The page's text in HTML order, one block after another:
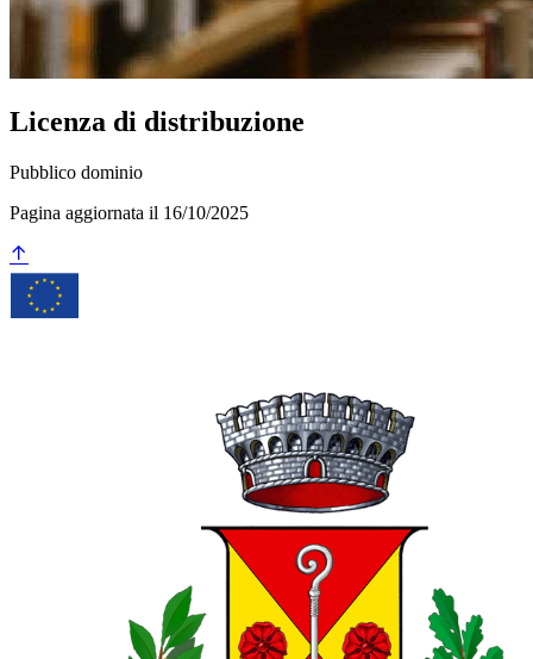
Licenza di distribuzione
Pubblico dominio
Pagina aggiornata il 16/10/2025